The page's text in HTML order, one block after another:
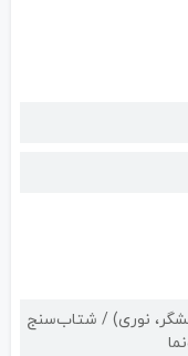
نوری) / شتاب‌سنج